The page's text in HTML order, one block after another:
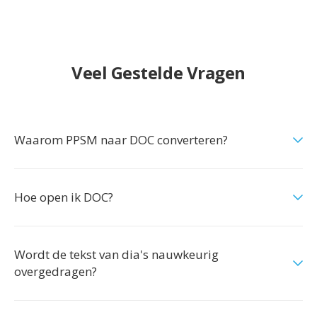
Veel Gestelde Vragen
Waarom PPSM naar DOC converteren?
Hoe open ik DOC?
Wordt de tekst van dia's nauwkeurig
overgedragen?